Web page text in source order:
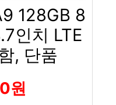
128GB 8
인치 LTE
, 단품
원